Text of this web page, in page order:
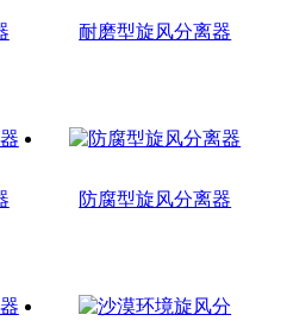
耐磨型旋风分离器
防腐型旋风分离器